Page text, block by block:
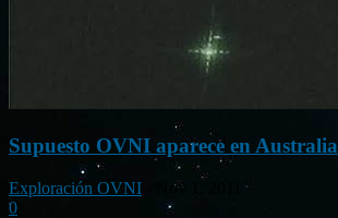
Supuesto OVNI aparece en Australia
Exploración OVNI
Nov 1, 2011
0